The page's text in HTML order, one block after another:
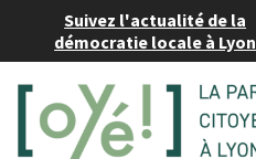
Suivez l'actualité de la
démocratie locale à Lyon